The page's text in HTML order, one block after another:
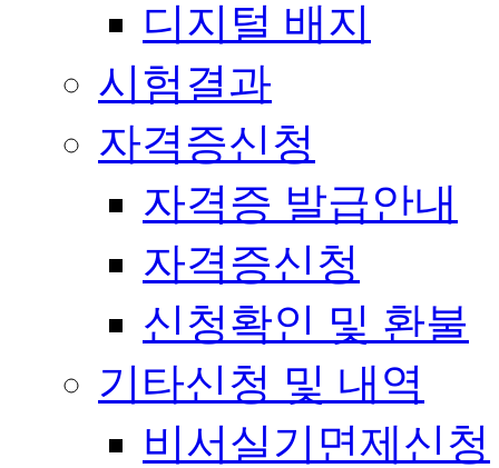
디지털 배지
시험결과
자격증신청
자격증 발급안내
자격증신청
신청확인 및 환불
기타신청 및 내역
비서실기면제신청